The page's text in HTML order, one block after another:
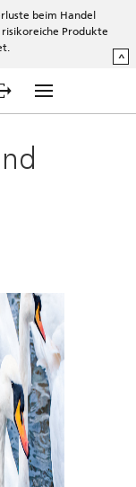
beim Handel
Produkte
^